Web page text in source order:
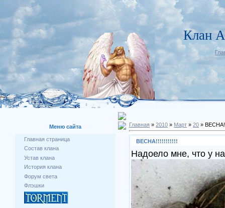
Клан
Меню сайта
Главная страница
Состав клана
Устав клана
История клана
Форум света
Флэшки
Главная » 2010 » Март » 20 »
ВЕСНА!!!!!!!!!!!
Надоело мне, что у